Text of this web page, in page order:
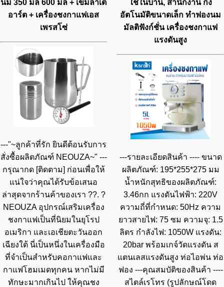
นม 350 มล 600 มล + เข็มลาเต้
อาร์ต + เครื่องชงกาแฟเอส
เพรสโซ่
---"~ลูกค้าที่รัก ยินดีต้อนรับการ
สั่งซื้อผลิตภัณฑ์ NEOUZA~" ---
กรุณากด [ติดตาม] ก่อนเพื่อให้
แน่ใจว่าคุณได้รับข้อเสนอ
ล่าสุดจากร้านค้าของเรา ??. ?
NEOUZA อุปกรณ์เสริมเครื่อง
ชงกาแฟเป็นที่นิยมในยุโรป
อเมริกา และเอเชียตะวันออก
เฉียงใต้ นี่เป็นหนึ่งในเครื่องมือ
ที่จำเป็นสำหรับคอกาแฟและ
กาแฟโฮมเมดทุกคน หากไม่มี
ทักษะมากเกินไป ให้คุณชง
ใช้ในบ้าน, สำนักงาน กึ่ง
อัตโนมัติขนาดเล็ก ทำฟองนม
มัลติฟังก์ชั่น เครื่องชงกาแฟ
แรงดันสูง
---รายละเอียดสินค้า ---- ขนาด
ผลิตภัณฑ์: 195*255*275 มม
น้ำหนักสุทธิของผลิตภัณฑ์:
3.46กก แรงดันไฟฟ้า: 220V
ความถี่ที่กำหนด: 50Hz ความ
ยาวสายไฟ: 75 ซม ความจุ: 1.5
ลิตร กำลังไฟ: 1050W แรงดัน:
20bar พร้อมเกจ์วัดแรงดัน ส
แตนเลสแรงดันสูง ท่อไอพ่น ท่อ
ฟอง ---คุณสมบัติของสินค้า ----
สไตล์เรโทร (รูปลักษณ์โดด